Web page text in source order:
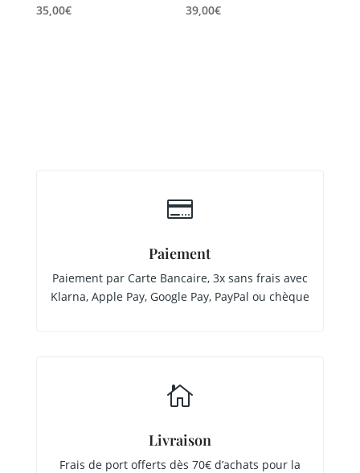
35,00€ 39,00€

Paiement
Paiement par Carte Bancaire, 3x sans frais avec
Klarna, Apple Pay, Google Pay, PayPal ou chèque

Livraison
Frais de port offerts dès 70€ d’achats pour la